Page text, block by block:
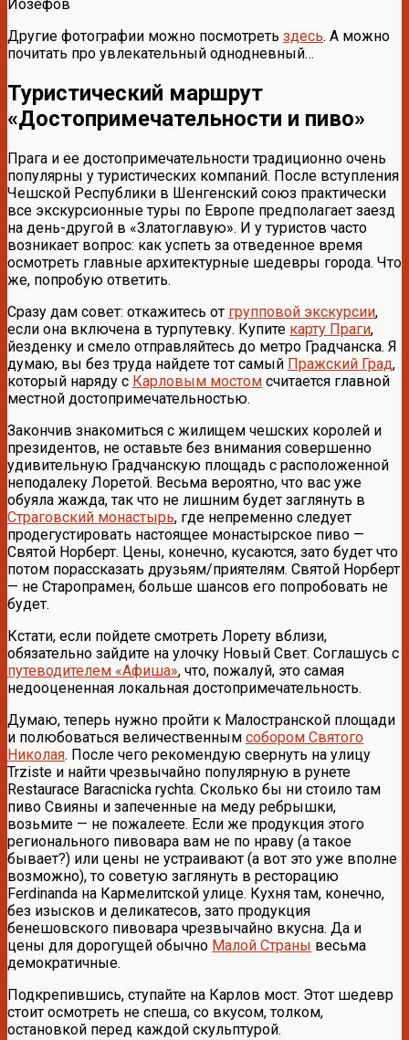
Йозефов
Другие фотографии можно посмотреть здесь. А можно
почитать про увлекательный однодневный…
Туристический маршрут
«Достопримечательности и пиво»
Прага и ее достопримечательности традиционно очень
популярны у туристических компаний. После вступления
Чешской Республики в Шенгенский союз практически
все экскурсионные туры по Европе предполагает заезд
на день-другой в «Златоглавую». И у туристов часто
возникает вопрос: как успеть за отведенное время
осмотреть главные архитектурные шедевры города. Что
же, попробую ответить.
Сразу дам совет: откажитесь от групповой экскурсии,
если она включена в турпутевку. Купите карту Праги,
йезденку и смело отправляйтесь до метро Градчанска. Я
думаю, вы без труда найдете тот самый Пражский Град,
который наряду с Карловым мостом считается главной
местной достопримечательностью.
Закончив знакомиться с жилищем чешских королей и
президентов, не оставьте без внимания совершенно
удивительную Градчанскую площадь с расположенной
неподалеку Лоретой. Весьма вероятно, что вас уже
обуяла жажда, так что не лишним будет заглянуть в
Страговский монастырь, где непременно следует
продегустировать настоящее монастырское пиво —
Святой Норберт. Цены, конечно, кусаются, зато будет что
потом порассказать друзьям/приятелям. Святой Норберт
— не Старопрамен, больше шансов его попробовать не
будет.
Кстати, если пойдете смотреть Лорету вблизи,
обязательно зайдите на улочку Новый Свет. Соглашусь с
путеводителем «Афиша», что, пожалуй, это самая
недооцененная локальная достопримечательность.
Думаю, теперь нужно пройти к Малостранской площади
и полюбоваться величественным собором Святого
Николая. После чего рекомендую свернуть на улицу
Trziste и найти чрезвычайно популярную в рунете
Restaurace Baracnicka rychta. Сколько бы ни стоило там
пиво Свияны и запеченные на меду ребрышки,
возьмите — не пожалеете. Если же продукция этого
регионального пивовара вам не по нраву (а такое
бывает?) или цены не устраивают (а вот это уже вполне
возможно), то советую заглянуть в ресторацию
Ferdinanda на Кармелитской улице. Кухня там, конечно,
без изысков и деликатесов, зато продукция
бенешовского пивовара чрезвычайно вкусна. Да и
цены для дорогущей обычно Малой Страны весьма
демократичные.
Подкрепившись, ступайте на Карлов мост. Этот шедевр
стоит осмотреть не спеша, со вкусом, толком,
остановкой перед каждой скульптурой.